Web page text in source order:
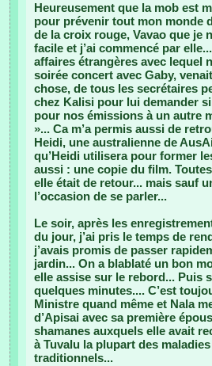
Heureusement que la mob est
pour prévenir tout mon monde
de la croix rouge, Vavao que je
facile et j’ai commencé par
affaires étrangères avec lequel
soirée concert avec Gaby,
chose, de tous les secrétaires
chez Kalisi pour lui demander
pour nos émissions à un autre
»... Ca m’a permis aussi de
Heidi, une australienne de
qu’Heidi utilisera pour former
aussi : une copie du film.
elle était de retour... mais sauf
l’occasion de se parler...
Le soir, après les
du jour, j’ai pris le temps de
j’avais promis de passer
jardin... On a blablaté un bon
elle assise sur le rebord... Puis
quelques minutes.... C’est
Ministre quand même et Nala
d’Apisai avec sa première
shamanes auxquels elle avait
à Tuvalu la plupart des
traditionnels...